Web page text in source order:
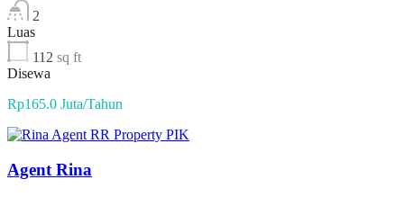
2
Luas
112 sq ft
Disewa
Rp165.0 Juta/Tahun
Agent Rina